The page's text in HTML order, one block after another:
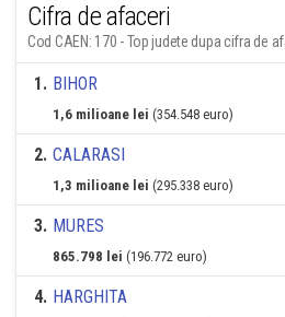
Cifra de afaceri
Cod CAEN: 170 - Top judete dupa cifra de
1. BIHOR
1,6 milioane lei (354.548 euro)
2. CALARASI
1,3 milioane lei (295.338 euro)
3. MURES
865.798 lei (196.772 euro)
4. HARGHITA